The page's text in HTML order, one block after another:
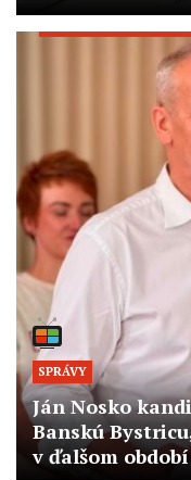
SPRÁVY
Ján Nosko
Banskú
v ďalšom období